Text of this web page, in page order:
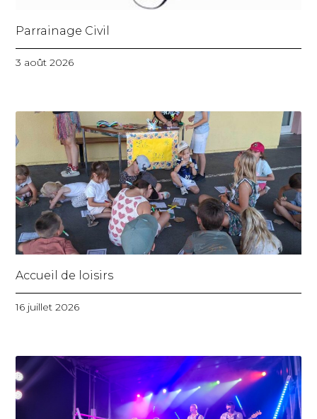
Parrainage Civil
3 août 2026
Accueil de loisirs
16 juillet 2026